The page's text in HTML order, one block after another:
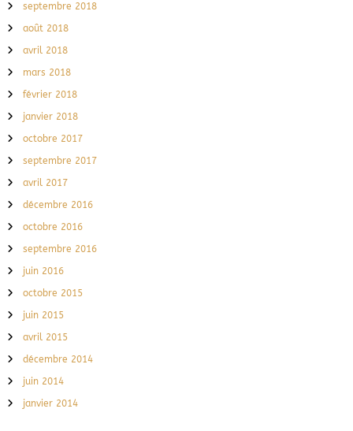
septembre 2018
août 2018
avril 2018
mars 2018
février 2018
janvier 2018
octobre 2017
septembre 2017
avril 2017
décembre 2016
octobre 2016
septembre 2016
juin 2016
octobre 2015
juin 2015
avril 2015
décembre 2014
juin 2014
janvier 2014